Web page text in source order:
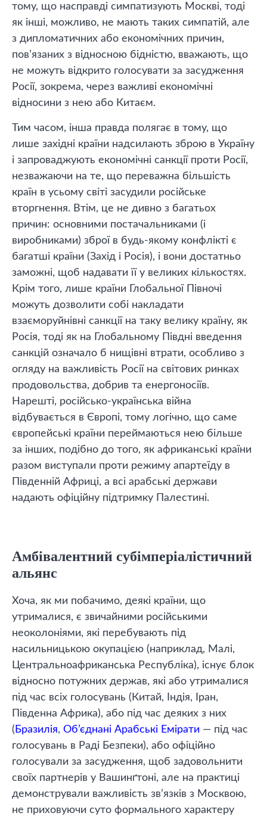
тому, що насправді симпатизують Москві, тоді
як інші, можливо, не мають таких симпатій, але
з дипломатичних або економічних причин,
пов’язаних з відносною бідністю, вважають, що
не можуть відкрито голосувати за засудження
Росії, зокрема, через важливі економічні
відносини з нею або Китаєм.
Тим часом, інша правда полягає в тому, що
лише західні країни надсилають зброю в Україну
і запроваджують економічні санкції проти Росії,
незважаючи на те, що переважна більшість
країн в усьому світі засудили російське
вторгнення. Втім, це не дивно з багатьох
причин: основними постачальниками (і
виробниками) зброї в будь-якому конфлікті є
багатші країни (Захід і Росія), і вони достатньо
заможні, щоб надавати її у великих кількостях.
Крім того, лише країни Глобальної Півночі
можуть дозволити собі накладати
взаєморуйнівні санкції на таку велику країну, як
Росія, тоді як на Глобальному Півдні введення
санкцій означало б нищівні втрати, особливо з
огляду на важливість Росії на світових ринках
продовольства, добрив та енергоносіїв.
Нарешті, російсько-українська війна
відбувається в Європі, тому логічно, що саме
європейські країни переймаються нею більше
за інших, подібно до того, як африканські країни
разом виступали проти режиму апартеїду в
Південній Африці, а всі арабські держави
надають офіційну підтримку Палестині.
Амбівалентний субімперіалістичний
альянс
Хоча, як ми побачимо, деякі країни, що
утрималися, є звичайними російськими
неоколоніями, які перебувають під
насильницькою окупацією (наприклад, Малі,
Центральноафриканська Республіка), існує блок
відносно потужних держав, які або утрималися
під час всіх голосувань (Китай, Індія, Іран,
Південна Африка), або під час деяких з них
( Бразилія, Об’єднані Арабські Емірати — під час
голосувань в Раді Безпеки), або офіційно
голосували за засудження, щоб задовольнити
своїх партнерів у Вашинґтоні, але на практиці
демонстрували важливість зв’язків з Москвою,
не приховуючи суто формального характеру